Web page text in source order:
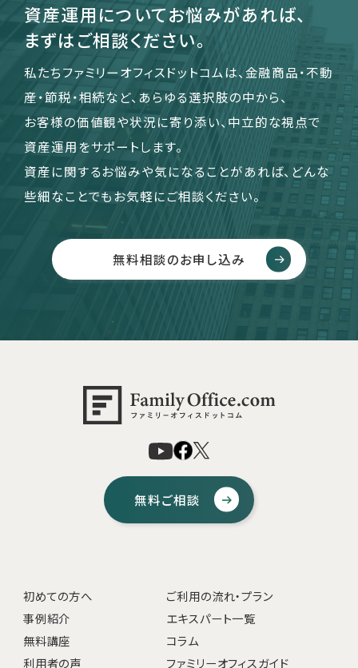
資産運用についてお悩みがあれば、
まずはご相談ください。
私たちファミリーオフィスドットコムは、金融商品・不動
産・節税・相続など、あらゆる選択肢の中から、
お客様の価値観や状況に寄り添い、中立的な視点で
資産運用をサポートします。
資産に関するお悩みや気になることがあれば、どんな
些細なことでもお気軽にご相談ください。
無料相談のお申し込み
無料ご相談
初めての方へ
ご利用の流れ・プラン
事例紹介
エキスパート一覧
無料講座
コラム
利用者の声
ファミリーオフィスガイド